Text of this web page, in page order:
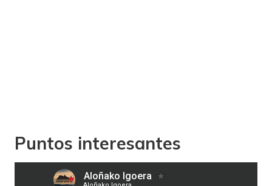
Puntos interesantes